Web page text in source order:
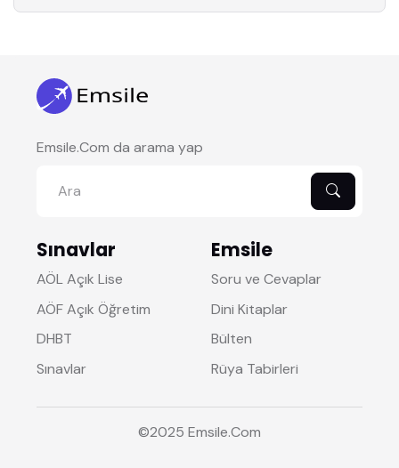
Emsile.Com da arama yap
Sınavlar
AÖL Açık Lise
AÖF Açık Öğretim
DHBT
Sınavlar
Emsile
Soru ve Cevaplar
Dini Kitaplar
Bülten
Rüya Tabirleri
©2025 Emsile.Com